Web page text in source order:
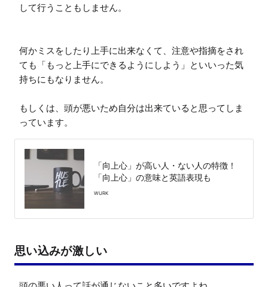
して行うこともしません。
何かミスをしたり上手に出来なくて、注意や指摘をされ
ても「もっと上手にできるようにしよう」といいった気
持ちにもなりません。
もしくは、頭が悪いため自分は出来ていると思ってしま
っています。
「向上心」が高い人・ない人の特徴！
「向上心」の意味と英語表現も
WURK
思い込みが激しい